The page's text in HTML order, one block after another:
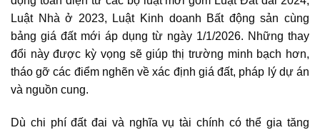
Luật Nhà ở 2023, Luật Kinh doanh Bất động sản cùng
bảng giá đất mới áp dụng từ ngày 1/1/2026. Những thay
đổi này được kỳ vọng sẽ giúp thị trường minh bạch hơn,
tháo gỡ các điểm nghẽn về xác định giá đất, pháp lý dự án
và nguồn cung.
Dù chi phí đất đai và nghĩa vụ tài chính có thể gia tăng